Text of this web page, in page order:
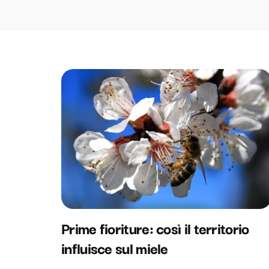
Prime fioriture: così il territorio
influisce sul miele